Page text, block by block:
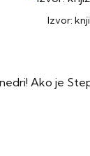
Izvor:
Ako je